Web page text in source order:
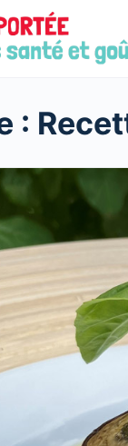
: